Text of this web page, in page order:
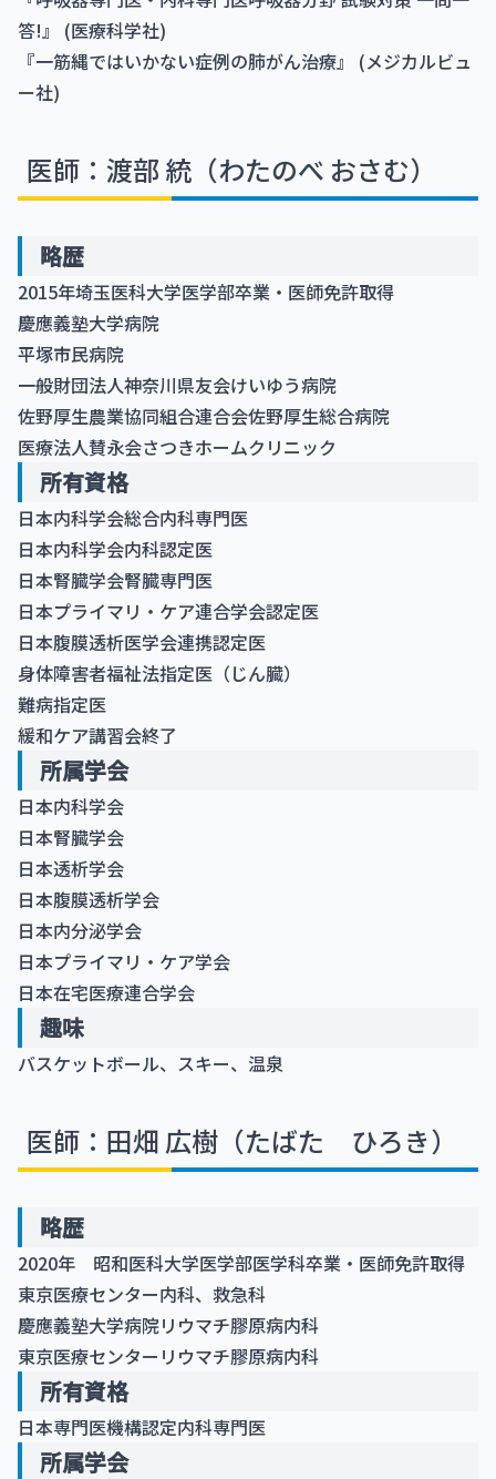
答!』 (医療科学社)
『一筋縄ではいかない症例の肺がん治療』 (メジカルビュ
ー社)
医師：渡部 統（わたのべ おさむ）
略歴
2015年埼玉医科大学医学部卒業・医師免許取得
慶應義塾大学病院
平塚市民病院
一般財団法人神奈川県友会けいゆう病院
佐野厚生農業協同組合連合会佐野厚生総合病院
医療法人賛永会さつきホームクリニック
所有資格
日本内科学会総合内科専門医
日本内科学会内科認定医
日本腎臓学会腎臓専門医
日本プライマリ・ケア連合学会認定医
日本腹膜透析医学会連携認定医
身体障害者福祉法指定医（じん臓）
難病指定医
緩和ケア講習会終了
所属学会
日本内科学会
日本腎臓学会
日本透析学会
日本腹膜透析学会
日本内分泌学会
日本プライマリ・ケア学会
日本在宅医療連合学会
趣味
バスケットボール、スキー、温泉
医師：田畑 広樹（たばた ひろき）
略歴
2020年 昭和医科大学医学部医学科卒業・医師免許取得
東京医療センター内科、救急科
慶應義塾大学病院リウマチ膠原病内科
東京医療センターリウマチ膠原病内科
所有資格
日本専門医機構認定内科専門医
所属学会